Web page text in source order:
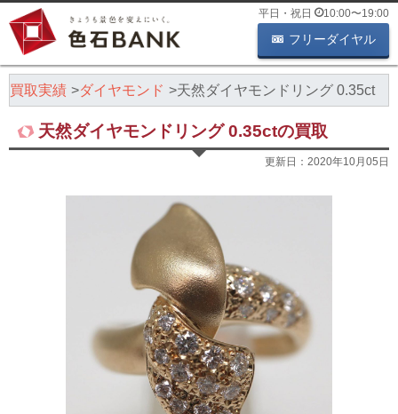
平日・祝日 10:00〜19:00
フリーダイヤル
買取実績 ダイヤモンド 天然ダイヤモンドリング 0.35ct
天然ダイヤモンドリング 0.35ctの買取
更新日： 2020年10月05日